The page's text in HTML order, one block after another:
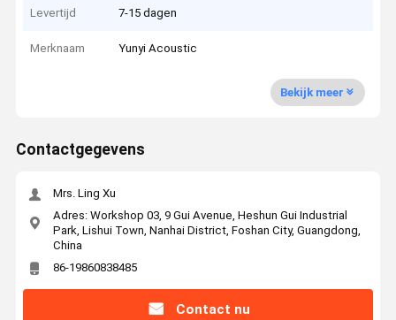
Levertijd 7-15 dagen
Merknaam Yunyi Acoustic
Bekijk meer
Contactgegevens
Mrs. Ling Xu
Adres: Workshop 03, 9 Gui Avenue, Heshun Gui Industrial
Park, Lishui Town, Nanhai District, Foshan City, Guangdong,
China
86-19860838485
Contact nu